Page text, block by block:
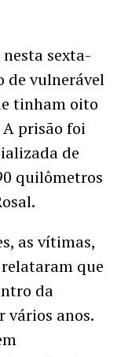
sexta-
de vulnerável
tinham oito
A prisão foi
de
quilômetros
as vítimas,
que
da
vários anos.